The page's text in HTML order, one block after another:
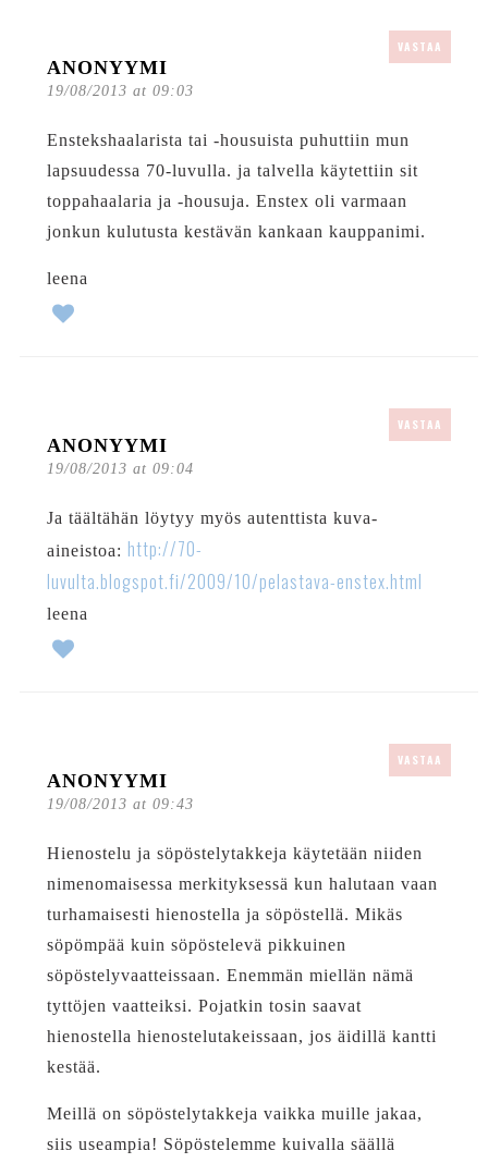
ANONYYMI
19/08/2013 at 09:03
VASTAA
Enstekshaalarista tai -housuista puhuttiin mun
lapsuudessa 70-luvulla. ja talvella käytettiin sit
toppahaalaria ja -housuja. Enstex oli varmaan
jonkun kulutusta kestävän kankaan kauppanimi.
leena
ANONYYMI
19/08/2013 at 09:04
VASTAA
Ja täältähän löytyy myös autenttista kuva-
aineistoa: http://70-
luvulta.blogspot.fi/2009/10/pelastava-enstex.html
leena
ANONYYMI
19/08/2013 at 09:43
VASTAA
Hienostelu ja söpöstelytakkeja käytetään niiden
nimenomaisessa merkityksessä kun halutaan vaan
turhamaisesti hienostella ja söpöstellä. Mikäs
söpömpää kuin söpöstelevä pikkuinen
söpöstelyvaatteissaan. Enemmän miellän nämä
tyttöjen vaatteiksi. Pojatkin tosin saavat
hienostella hienostelutakeissaan, jos äidillä kantti
kestää.
Meillä on söpöstelytakkeja vaikka muille jakaa,
siis useampia! Söpöstelemme kuivalla säällä